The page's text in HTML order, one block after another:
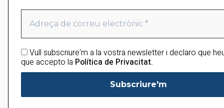
Vull subscriure'm a la vostra newsletter i declaro que
que accepto la Política de Privacitat.